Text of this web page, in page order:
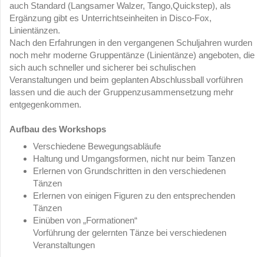
auch Standard (Langsamer Walzer, Tango,Quickstep), als
Ergänzung gibt es Unterrichtseinheiten in Disco-Fox,
Linientänzen.
Nach den Erfahrungen in den vergangenen Schuljahren wurden
noch mehr moderne Gruppentänze (Linientänze) angeboten, die
sich auch schneller und sicherer bei schulischen
Veranstaltungen und beim geplanten Abschlussball vorführen
lassen und die auch der Gruppenzusammensetzung mehr
entgegenkommen.
Aufbau des Workshops
Verschiedene Bewegungsabläufe
Haltung und Umgangsformen, nicht nur beim Tanzen
Erlernen von Grundschritten in den verschiedenen
Tänzen
Erlernen von einigen Figuren zu den entsprechenden
Tänzen
Einüben von „Formationen“
Vorführung der gelernten Tänze bei verschiedenen
Veranstaltungen